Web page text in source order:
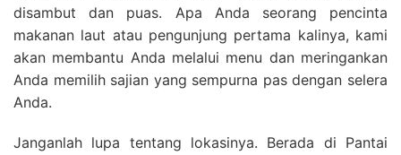
disambut dan puas. Apa Anda seorang pencinta
makanan laut atau pengunjung pertama kalinya, kami
akan membantu Anda melalui menu dan meringankan
Anda memilih sajian yang sempurna pas dengan selera
Anda.
Janganlah lupa tentang lokasinya. Berada di Pantai